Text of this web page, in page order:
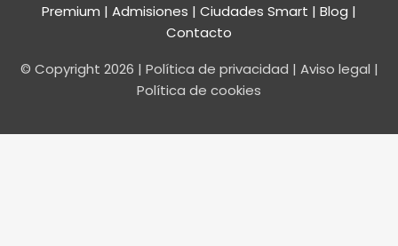
Premium | Admisiones | Ciudades Smart | Blog |
Contacto
© Copyright 2026 | Política de privacidad | Aviso legal |
Política de cookies